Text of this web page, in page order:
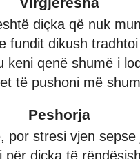
diçka që nuk
fundit dikush
keni qenë shumë i
të pushoni më
Peshorja
por stresi vjen sepse
për diçka të